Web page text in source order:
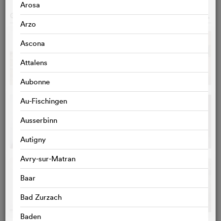
Arosa
Arzo
Ascona
Attalens
Aubonne
Au-Fischingen
Ausserbinn
Autigny
Avry-sur-Matran
Baar
Bad Zurzach
Baden
GALERIE o